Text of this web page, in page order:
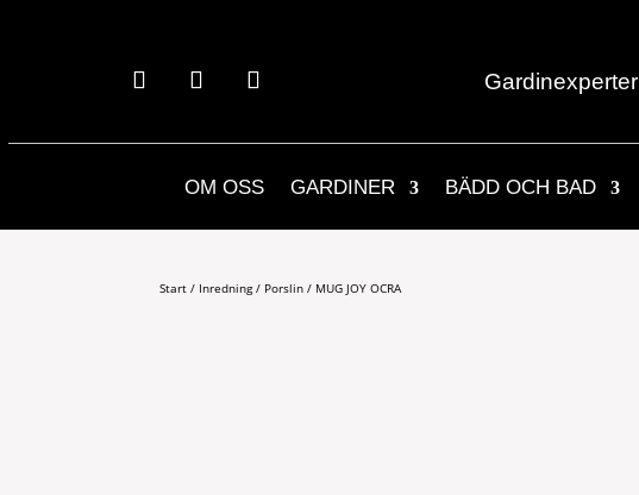
Gardinexperter
OM OSS GARDINER BÄDD OCH BAD
Start / Inredning/ Porslin / MUG JOY OCRA